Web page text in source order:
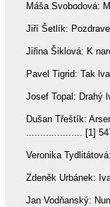
Máša Svobodová:
Jiří Šetlík:
Jiřina Šiklová: K
Pavel Tigrid: Tak
Josef Topal: Drahý
Dušan Třeštík:
.................... [1]
Veronika
Zdeněk Urbánek:
Jan Vodňanský: